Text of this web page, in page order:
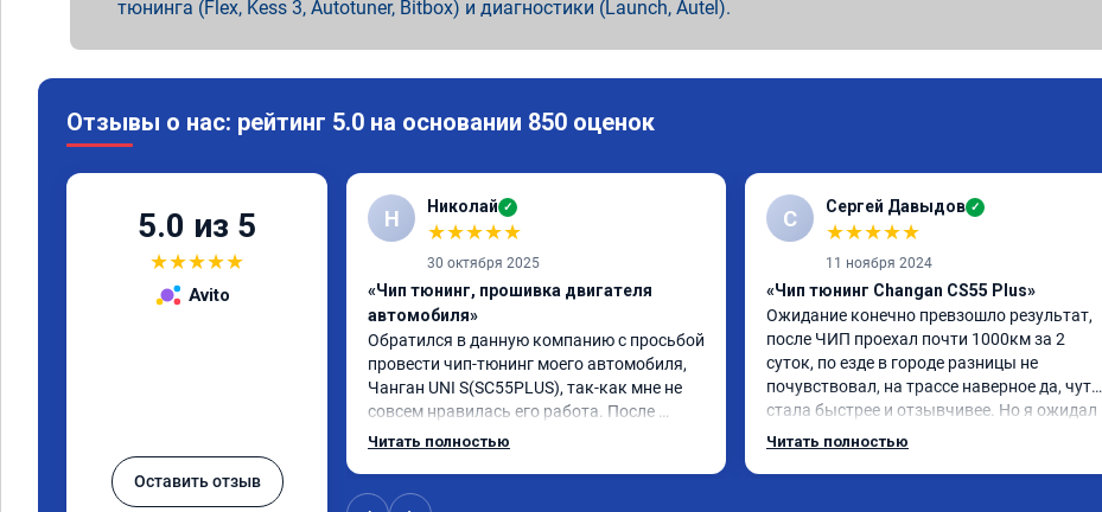
тюнинга (Flex, Kess 3, Autotuner, Bitbox) и диагностики (Launch, Autel).
Отзывы о нас: рейтинг 5.0 на основании 850 оценок
5.0 из 5
★★★★★
Avito
Оставить отзыв
Н Николай ✓
★★★★★
30 октября 2025
«Чип тюнинг, прошивка двигателя
автомобиля»
Обратился в данную компанию с просьбой
провести чип-тюнинг моего автомобиля,
Чанган UNI S(SC55PLUS), так-как мне не
совсем нравилась его работа. После
прошивки, автомобиль стал вести себя
динамичней! Разница до и после
Читать полностью
С Сергей Давыдов ✓
★★★★★
11 ноября 2024
«Чип тюнинг Changan CS55 Plus»
Ожидание конечно превзошло результат,
после ЧИП проехал почти 1000км за 2
суток, по езде в городе разницы не
почувствовал, на трассе наверное да, чуть
стала быстрее и отзывчивее. Но я ожидал
большего.
Читать полностью